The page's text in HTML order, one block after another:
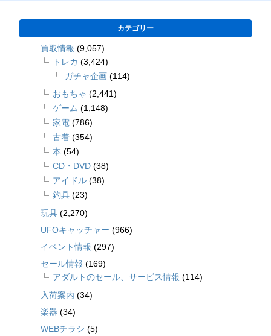
カテゴリー
買取情報 (9,057)
トレカ (3,424)
ガチャ企画 (114)
おもちゃ (2,441)
ゲーム (1,148)
家電 (786)
古着 (354)
本 (54)
CD・DVD (38)
アイドル (38)
釣具 (23)
玩具 (2,270)
UFOキャッチャー (966)
イベント情報 (297)
セール情報 (169)
アダルトのセール、サービス情報 (114)
入荷案内 (34)
楽器 (34)
WEBチラシ (5)